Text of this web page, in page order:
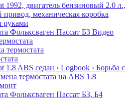
1992, двигатель бензиновый 2.0 л.,
привод, механическая коробка
руками
Фольксваген Пассат Б3 Видео
термостата
1,8 ABS седан › Logbook › Борьба с
термостата на ABS 1.8
Фольксваген Пассат Б3, Б4